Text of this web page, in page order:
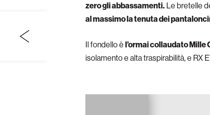
zero gli abbassamenti. Le bretelle
al massimo la tenuta dei
Il fondello è l’ormai collaudato Mille
isolamento e alta traspirabilità, e RX